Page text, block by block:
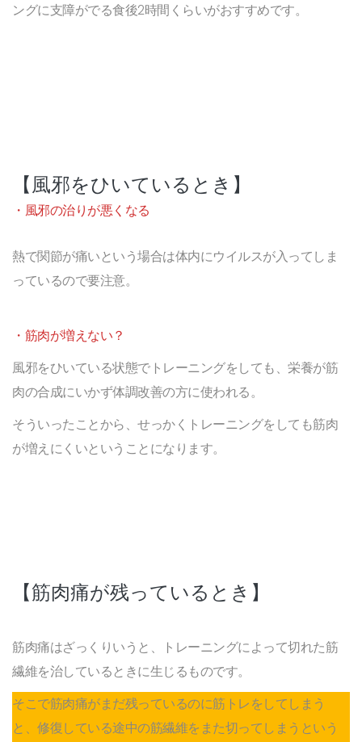
ングに支障がでる食後2時間くらいがおすすめです。
【風邪をひいているとき】
・風邪の治りが悪くなる
熱で関節が痛いという場合は体内にウイルスが入ってしま
っているので要注意。
・筋肉が増えない？
風邪をひいている状態でトレーニングをしても、栄養が筋
肉の合成にいかず体調改善の方に使われる。
そういったことから、せっかくトレーニングをしても筋肉
が増えにくいということになります。
【筋肉痛が残っているとき】
筋肉痛はざっくりいうと、トレーニングによって切れた筋
繊維を治しているときに生じるものです。
そこで筋肉痛がまだ残っているのに筋トレをしてしまう
と、修復している途中の筋繊維をまた切ってしまうという